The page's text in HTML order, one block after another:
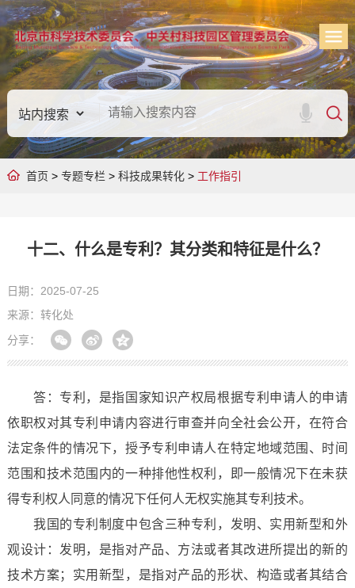
首页 > 专题专栏 > 科技成果转化> 工作指引
十二、什么是专利？其分类和特征是什么？
日期：2025-07-25
来源：转化处
分享：
答：专利，是指国家知识产权局根据专利申请人的申请
依职权对其专利申请内容进行审查并向全社会公开，在符合
法定条件的情况下，授予专利申请人在特定地域范围、时间
范围和技术范围内的一种排他性权利，即一般情况下在未获
得专利权人同意的情况下任何人无权实施其专利技术。
我国的专利制度中包含三种专利，发明、实用新型和外
观设计：发明，是指对产品、方法或者其改进所提出的新的
技术方案；实用新型，是指对产品的形状、构造或者其结合